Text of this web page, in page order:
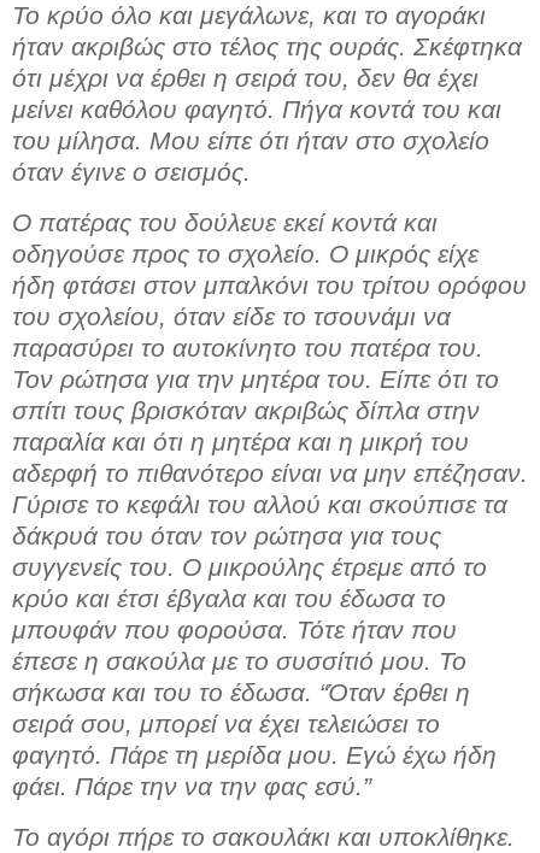
Το κρύο όλο και μεγάλωνε, και το αγοράκι
ήταν ακριβώς στο τέλος της ουράς. Σκέφτηκα
ότι μέχρι να έρθει η σειρά του, δεν θα έχει
μείνει καθόλου φαγητό. Πήγα κοντά του και
του μίλησα. Μου είπε ότι ήταν στο σχολείο
όταν έγινε ο σεισμός.
Ο πατέρας του δούλευε εκεί κοντά και
οδηγούσε προς το σχολείο. Ο μικρός είχε
ήδη φτάσει στον μπαλκόνι του τρίτου ορόφου
του σχολείου, όταν είδε το τσουνάμι να
παρασύρει το αυτοκίνητο του πατέρα του.
Τον ρώτησα για την μητέρα του. Είπε ότι το
σπίτι τους βρισκόταν ακριβώς δίπλα στην
παραλία και ότι η μητέρα και η μικρή του
αδερφή το πιθανότερο είναι να μην επέζησαν.
Γύρισε το κεφάλι του αλλού και σκούπισε τα
δάκρυά του όταν τον ρώτησα για τους
συγγενείς του. Ο μικρούλης έτρεμε από το
κρύο και έτσι έβγαλα και του έδωσα το
μπουφάν που φορούσα. Τότε ήταν που
έπεσε η σακούλα με το συσσίτιό μου. Το
σήκωσα και του το έδωσα. “Όταν έρθει η
σειρά σου, μπορεί να έχει τελειώσει το
φαγητό. Πάρε τη μερίδα μου. Εγώ έχω ήδη
φάει. Πάρε την να την φας εσύ.”
Το αγόρι πήρε το σακουλάκι και υποκλίθηκε.